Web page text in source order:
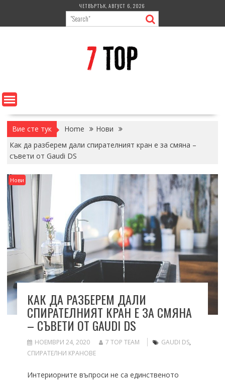
content
ЧЕТВЪРТЪК, АВГУСТ 6, 2026
Вие сте тук Home
Нови
Как да разберем дали спирателният кран е за смяна –
съвети от Gaudi DS
Нови
КАК ДА РАЗБЕРЕМ ДАЛИ
СПИРАТЕЛНИЯТ КРАН Е ЗА СМЯНА
– СЪВЕТИ ОТ GAUDI DS
НОЕМВРИ 24, 2020 7 TOP TEAM GAUDI DS,
СПИРАТЕЛНИ КРАНОВЕ
Интериорните въпроси не са единственото